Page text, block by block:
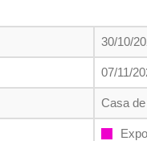
30/10/
07/11/
Casa